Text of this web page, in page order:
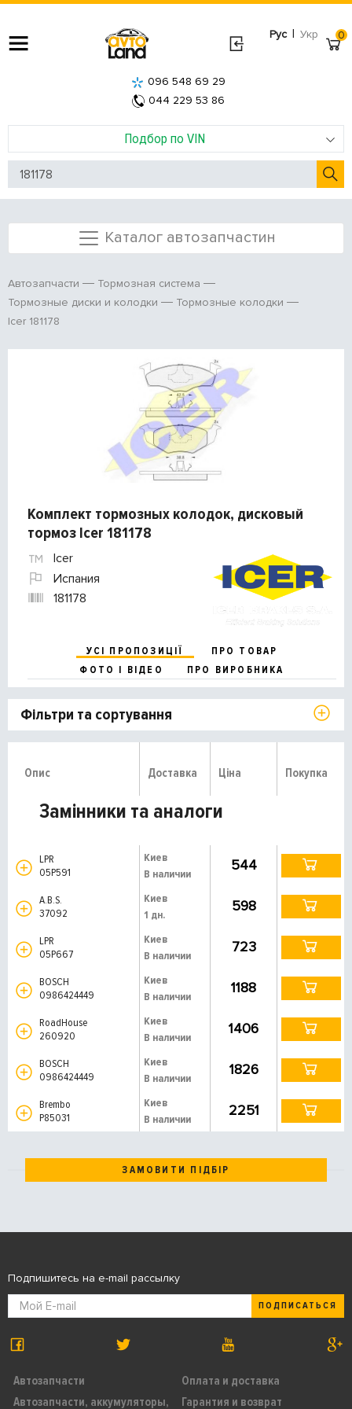
Рус | Укр
Подбор по VIN
096 548 69 29
044 229 53 86
0
Каталог автозапчастин
Автозапчасти
Тормозная система
Тормозные диски и колодки
Тормозные колодки
Icer 181178
Комплект тормозных колодок, дисковый
тормоз Icer 181178
Icer
Испания
181178
УСІ ПРОПОЗИЦІЇ
ПРО ТОВАР
ФОТО І ВІДЕО
ПРО ВИРОБНИКА
Фільтри та сортування
Опис Доставка Ціна Покупка
Замінники та аналоги
LPR
05P591
Киев
В наличии
544
A.B.S.
37092
Киев
1 дн.
598
LPR
05P667
Киев
В наличии
723
BOSCH
0986424449
Киев
В наличии
1188
RoadHouse
260920
Киев
В наличии
1406
BOSCH
0986424449
Киев
В наличии
1826
Brembo
P85031
Киев
В наличии
2251
ЗАМОВИТИ ПІДБІР
Автозапчасти
Автозапчасти, аккумуляторы,
Оплата и доставка
Гарантия и возврат
Подпишитесь на e-mail рассылку
ПОДПИСАТЬСЯ